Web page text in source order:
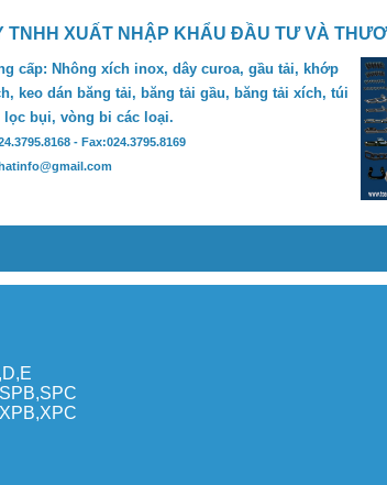
TNHH XUẤT NHẬP KHẨU ĐẦU TƯ VÀ
cấp: Nhông xích inox, dây curoa, gầu tải, khớp
keo dán băng tải, băng tải gầu, băng tải xích, túi
lọc bụi, vòng bi các loại.
- Fax:024.3795.8169